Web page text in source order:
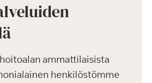
ammattilaisista
henkilöstömme